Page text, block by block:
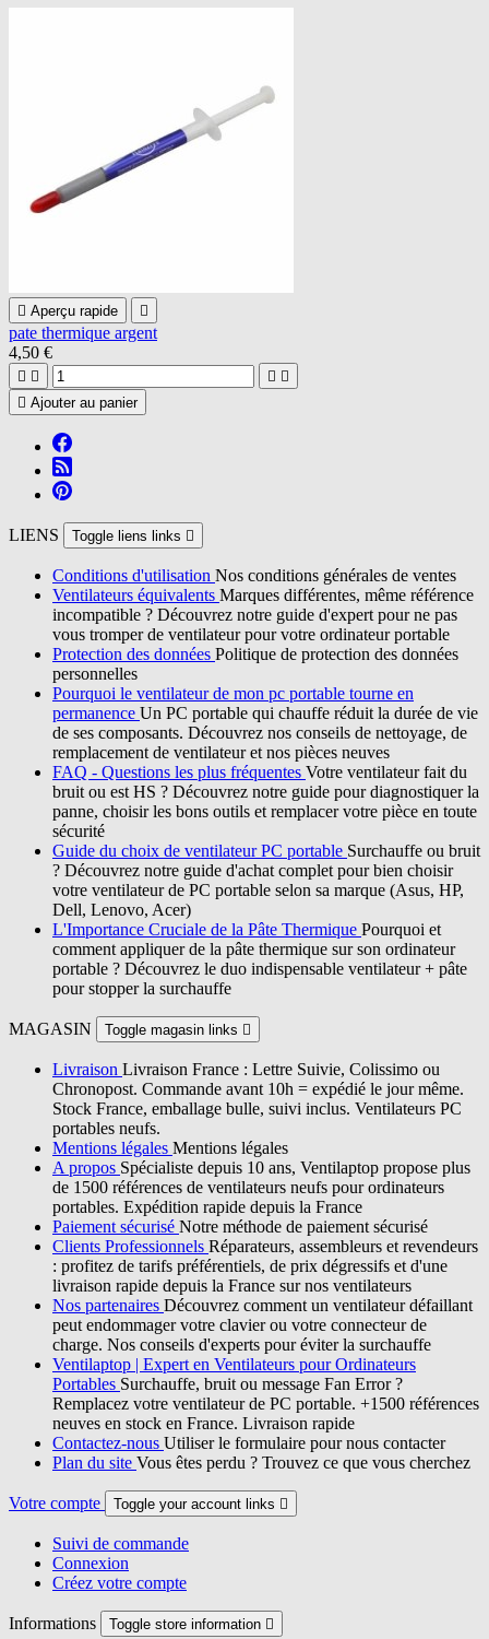
 Aperçu rapide 
pate thermique argent
4,50 €
   
 Ajouter au panier
LIENS Toggle liens links 
Conditions d'utilisation Nos conditions générales de ventes
Ventilateurs équivalents Marques différentes, même référence
incompatible ? Découvrez notre guide d'expert pour ne pas
vous tromper de ventilateur pour votre ordinateur portable
Protection des données Politique de protection des données
personnelles
Pourquoi le ventilateur de mon pc portable tourne en
permanence Un PC portable qui chauffe réduit la durée de vie
de ses composants. Découvrez nos conseils de nettoyage, de
remplacement de ventilateur et nos pièces neuves
FAQ - Questions les plus fréquentes Votre ventilateur fait du
bruit ou est HS ? Découvrez notre guide pour diagnostiquer la
panne, choisir les bons outils et remplacer votre pièce en toute
sécurité
Guide du choix de ventilateur PC portable Surchauffe ou bruit
? Découvrez notre guide d'achat complet pour bien choisir
votre ventilateur de PC portable selon sa marque (Asus, HP,
Dell, Lenovo, Acer)
L'Importance Cruciale de la Pâte Thermique Pourquoi et
comment appliquer de la pâte thermique sur son ordinateur
portable ? Découvrez le duo indispensable ventilateur + pâte
pour stopper la surchauffe
MAGASIN Toggle magasin links 
Livraison Livraison France : Lettre Suivie, Colissimo ou
Chronopost. Commande avant 10h = expédié le jour même.
Stock France, emballage bulle, suivi inclus. Ventilateurs PC
portables neufs.
Mentions légales Mentions légales
A propos Spécialiste depuis 10 ans, Ventilaptop propose plus
de 1500 références de ventilateurs neufs pour ordinateurs
portables. Expédition rapide depuis la France
Paiement sécurisé Notre méthode de paiement sécurisé
Clients Professionnels Réparateurs, assembleurs et revendeurs
: profitez de tarifs préférentiels, de prix dégressifs et d'une
livraison rapide depuis la France sur nos ventilateurs
Nos partenaires Découvrez comment un ventilateur défaillant
peut endommager votre clavier ou votre connecteur de
charge. Nos conseils d'experts pour éviter la surchauffe
Ventilaptop | Expert en Ventilateurs pour Ordinateurs
Portables Surchauffe, bruit ou message Fan Error ?
Remplacez votre ventilateur de PC portable. +1500 références
neuves en stock en France. Livraison rapide
Contactez-nous Utiliser le formulaire pour nous contacter
Plan du site Vous êtes perdu ? Trouvez ce que vous cherchez
Votre compte Toggle your account links 
Suivi de commande
Connexion
Créez votre compte
Informations Toggle store information 